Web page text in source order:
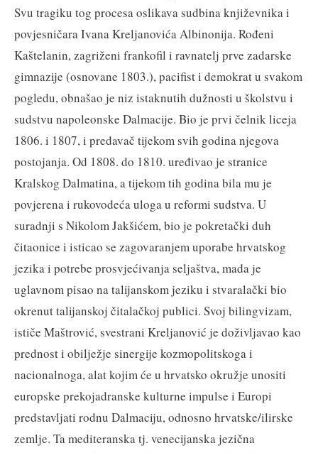
Svu tragiku tog procesa oslikava sudbina književnika i
povjesničara Ivana Kreljanovića Albinonija. Rođeni
Kaštelanin, zagriženi frankofil i ravnatelj prve zadarske
gimnazije (osnovane 1803.), pacifist i demokrat u svakom
pogledu, obnašao je niz istaknutih dužnosti u školstvu i
sudstvu napoleonske Dalmacije. Bio je prvi čelnik liceja
1806. i 1807, i predavač tijekom svih godina njegova
postojanja. Od 1808. do 1810. uređivao je stranice
Kralskog Dalmatina, a tijekom tih godina bila mu je
povjerena i rukovodeća uloga u reformi sudstva. U
suradnji s Nikolom Jakšićem, bio je pokretački duh
čitaonice i isticao se zagovaranjem uporabe hrvatskog
jezika i potrebe prosvjećivanja seljaštva, mada je
uglavnom pisao na talijanskom jeziku i stvaralački bio
okrenut talijanskoj čitalačkoj publici. Svoj bilingvizam,
ističe Maštrović, svestrani Kreljanović je doživljavao kao
prednost i obilježje sinergije kozmopolitskoga i
nacionalnoga, alat kojim će u hrvatsko okružje unositi
europske prekojadranske kulturne impulse i Europi
predstavljati rodnu Dalmaciju, odnosno hrvatske/ilirske
zemlje. Ta mediteranska tj. venecijanska jezična